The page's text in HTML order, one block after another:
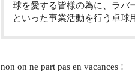
球を愛する皆様の為に、ラバ
といった事業活動を行う卓球
non on ne part pas en vacances !